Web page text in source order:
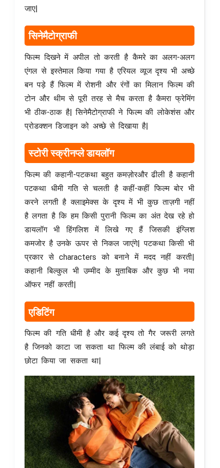
जाए|
सिनेमैटोग्राफी
फिल्म दिखने में अपील तो करती है कैमरे का अलग-अलग
एंगल से इस्तेमाल किया गया है एरियल व्यूज दृश्य भी अच्छे
बन पड़े हैं फिल्म में रोशनी और रंगों का मिलान फिल्म की
टोन और थीम से पूरी तरह से मैच करता है कैमरा फ्रेमिंग
भी ठीक-ठाक है| सिनेमैटोग्राफी ने फिल्म की लोकेशंस और
प्रोडक्शन डिजाइन को अच्छे से दिखाया है|
स्टोरी स्क्रीनप्ले डायलॉग
फिल्म की कहानी-पटकथा बहुत कमज़ोरऔर ढीली है कहानी
पटकथा धीमी गति से चलती है कहीं-कहीं फिल्म बोर भी
करने लगती है क्लाइमेक्स के दृश्य में भी कुछ ताज़गी नहीं
है लगता है कि हम किसी पुरानी फिल्म का अंत देख रहे हो
डायलॉग भी हिंगलिश में लिखे गए हैं जिसकी इंग्लिश
कमजोर है उनके ऊपर से निकल जाएंगे| पटकथा किसी भी
प्रकार से characters को बनाने में मदद नहीं करती|
कहानी बिल्कुल भी उम्मीद के मुताबिक और कुछ भी नया
ऑफर नहीं करती|
एडिटिंग
फिल्म की गति धीमी है और कई दृश्य तो गैर जरूरी लगते
है जिनको काटा जा सकता था फिल्म की लंबाई को थोड़ा
छोटा किया जा सकता था|